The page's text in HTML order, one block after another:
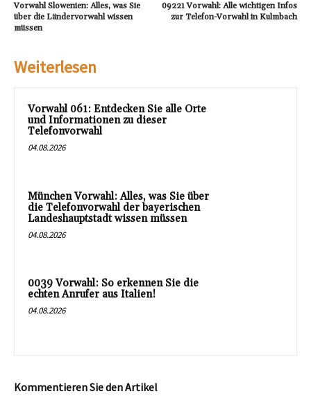
Vorwahl Slowenien: Alles, was Sie
über die Ländervorwahl wissen
müssen
09221 Vorwahl: Alle wichtigen Infos
zur Telefon-Vorwahl in Kulmbach
Weiterlesen
Vorwahl 061: Entdecken Sie alle Orte
und Informationen zu dieser
Telefonvorwahl
04.08.2026
München Vorwahl: Alles, was Sie über
die Telefonvorwahl der bayerischen
Landeshauptstadt wissen müssen
04.08.2026
0039 Vorwahl: So erkennen Sie die
echten Anrufer aus Italien!
04.08.2026
Kommentieren Sie den Artikel